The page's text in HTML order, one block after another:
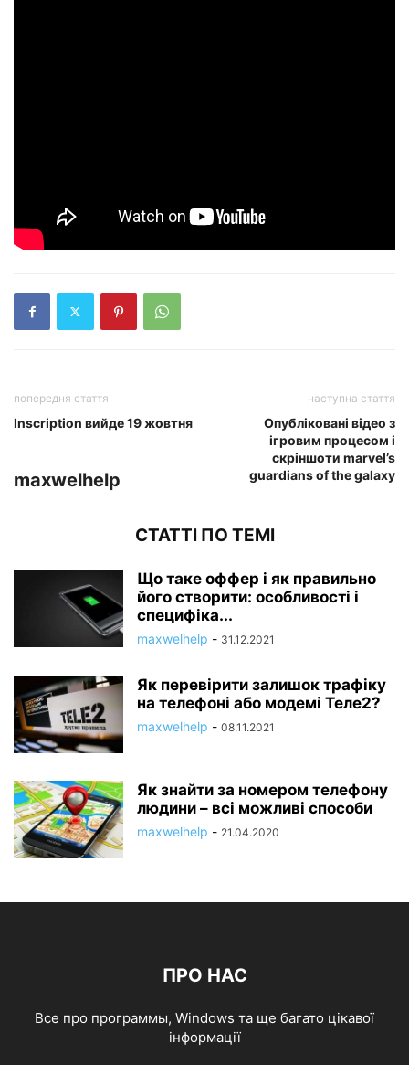
попередня стаття
Inscription вийде 19 жовтня
наступна стаття
Опубліковані відео з
ігровим процесом і
скріншоти marvel’s
guardians of the galaxy
maxwelhelp
СТАТТІ ПО ТЕМІ
Що таке оффер і як правильно
його створити: особливості і
специфіка...
maxwelhelp - 31.12.2021
Як перевірити залишок трафіку
на телефоні або модемі Теле2?
maxwelhelp - 08.11.2021
Як знайти за номером телефону
людини – всі можливі способи
maxwelhelp - 21.04.2020
ПРО НАС
Все про программы, Windows та ще багато цікавої
інформації